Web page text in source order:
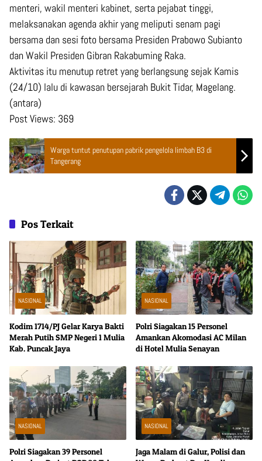
menteri, wakil menteri kabinet, serta pejabat tinggi,
melaksanakan agenda akhir yang meliputi senam pagi
bersama dan sesi foto bersama Presiden Prabowo Subianto
dan Wakil Presiden Gibran Rakabuming Raka.
Aktivitas itu menutup retret yang berlangsung sejak Kamis
(24/10) lalu di kawasan bersejarah Bukit Tidar, Magelang.
(antara)
Post Views: 369
Warga tuntut penutupan pabrik pengelola limbah B3 di
Tangerang
Pos Terkait
NASIONAL
Kodim 1714/PJ Gelar Karya Bakti
Merah Putih SMP Negeri 1 Mulia
Kab. Puncak Jaya
NASIONAL
Polri Siagakan 15 Personel
Amankan Akomodasi AC Milan
di Hotel Mulia Senayan
NASIONAL
Polri Siagakan 39 Personel
NASIONAL
Jaga Malam di Galur, Polisi dan